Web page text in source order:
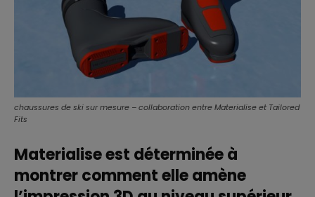
chaussures de ski sur mesure – collaboration entre Materialise et Tailored
Fits
Materialise est déterminée à
montrer comment elle amène